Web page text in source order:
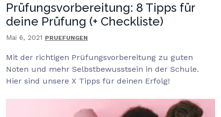
Prüfungsvorbereitung: 8 Tipps für
deine Prüfung (+ Checkliste)
Mai 6, 2021 PRUEFUNGEN
Mit der richtigen Prüfungsvorbereitung zu guten
Noten und mehr Selbstbewusstsein in der Schule.
Hier sind unsere X Tipps für deinen Erfolg!